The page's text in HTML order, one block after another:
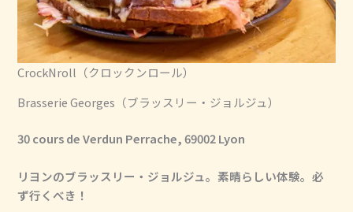
CrockNroll（クロックンロール）
Brasserie Georges（ブラッスリー・ジョルジュ）
30 cours de Verdun Perrache, 69002 Lyon
リヨンのブラッスリー・ジョルジュ。素晴らしい体験。必
ず行くべき！